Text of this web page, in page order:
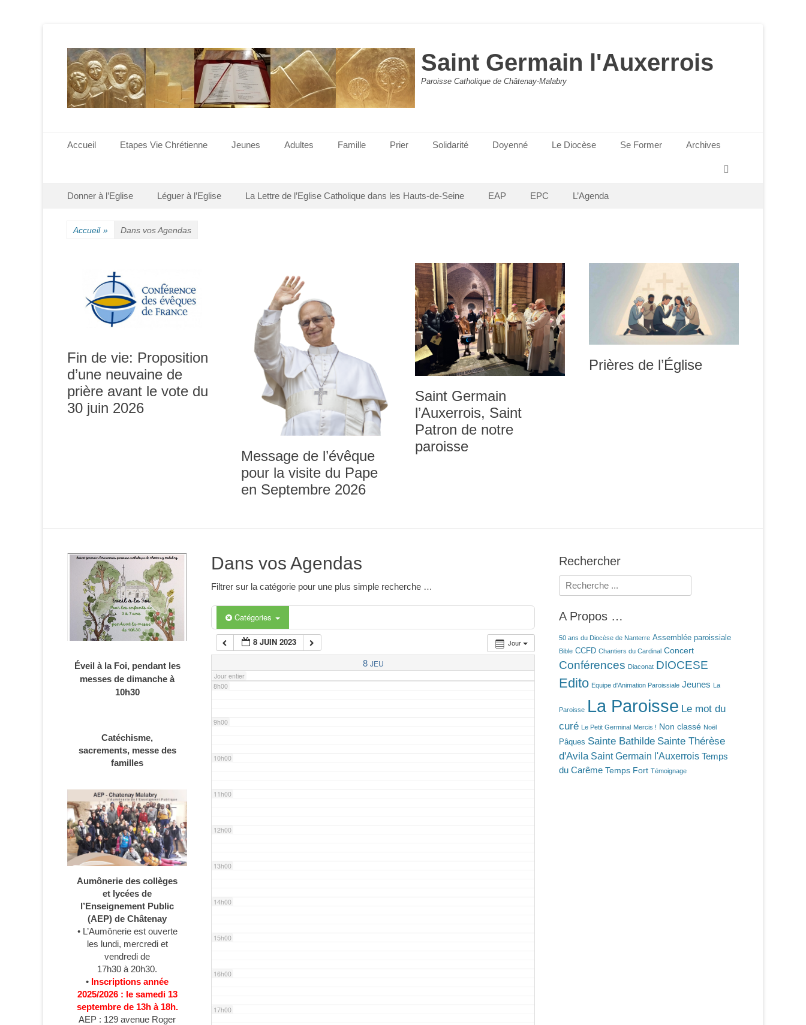
Saint Germain l'Auxerrois
Paroisse Catholique de Châtenay-Malabry
Menu principal
Accueil Etapes Vie Chrétienne Jeunes Adultes Famille Prier Solidarité Doyenné Le Diocèse Se Former
Archives
Menu secondaire
Donner à l’Eglise Léguer à l’Eglise La Lettre de l’Eglise Catholique dans les Hauts-de-Seine EAP EPC L’Agenda
Accueil » Dans vos Agendas
Fin de vie: Proposition
d’une neuvaine de
prière avant le vote du
30 juin 2026
Message de l’évêque
pour la visite du Pape
en Septembre 2026
Saint Germain
l’Auxerrois, Saint
Patron de notre
paroisse
Prières de l’Église
Dans vos Agendas
Filtrer sur la catégorie pour une plus simple recherche …
Catégories
Jour
8 JUIN 2023
8 JEU
Jour entier
6h00
7h00
8h00
9h00
10h00
11h00
12h00
13h00
14h00
15h00
16h00
17h00
Rechercher
Rechercher :
A Propos …
50 ans du Diocèse de Nanterre Assemblée paroissiale
Bible CCFD Chantiers du Cardinal Concert
Conférences Diaconat DIOCESE
Edito Equipe d'Animation Paroissiale Jeunes La
Paroisse La Paroisse Le mot du
curé
Le Petit Germinal Mercis ! Non classé Noël
Pâques Sainte Bathilde Sainte Thérèse
d'Avila Saint Germain l'Auxerrois Temps
du Carême Temps Fort Témoignage
Éveil à la Foi, pendant les
messes de dimanche à
10h30
Catéchisme,
sacrements, messe des
familles
Aumônerie des collèges
et lycées de
l’Enseignement Public
(AEP) de Châtenay
• L’Aumônerie est ouverte
les lundi, mercredi et
vendredi de
17h30 à 20h30.
• Inscriptions année
2025/2026 : le samedi 13
septembre de 13h à 18h.
AEP : 129 avenue Roger